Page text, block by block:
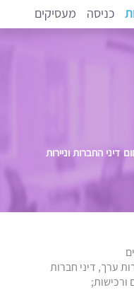
כניסה מעסיקים
דיני החברות וניירות
ערך, דיני חברות
ורכישות;